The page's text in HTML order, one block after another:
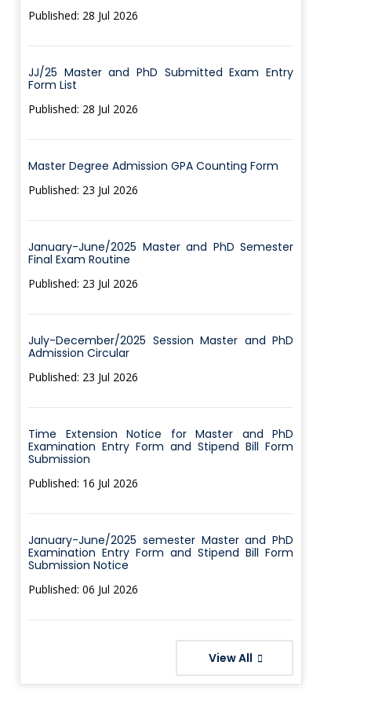
Published: 28 Jul 2026
JJ/25 Master and PhD Submitted Exam Entry
Form List
Published: 28 Jul 2026
Master Degree Admission GPA Counting Form
Published: 23 Jul 2026
January-June/2025 Master and PhD Semester
Final Exam Routine
Published: 23 Jul 2026
July-December/2025 Session Master and PhD
Admission Circular
Published: 23 Jul 2026
Time Extension Notice for Master and PhD
Examination Entry Form and Stipend Bill Form
Submission
Published: 16 Jul 2026
January-June/2025 semester Master and PhD
Examination Entry Form and Stipend Bill Form
Submission Notice
Published: 06 Jul 2026
View All